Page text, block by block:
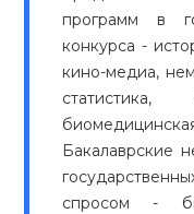
программ в
конкурса -
кино-медиа,
статистика,
Бакалаврские
спросом -